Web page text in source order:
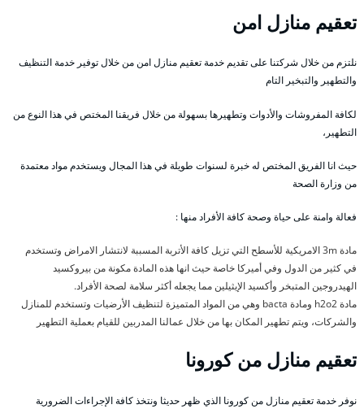
تعقيم منازل امن
نلتزم من خلال شركتنا على تقديم خدمة تعقيم منازل امن من خلال توفير خدمة التنظيف
والتطهير والتبخير التام
لكافة المفروشات والأدوات وتطهيرها بسهولة من خلال فريقنا المختص في هذا النوع من
التطهير،
حيث انا الفريق المختص له خبرة لسنوات طويلة في هذا المجال ويستخدم مواد معتمدة
من وزارة الصحة
فعالة وامنة على حياة وصحة كافة الأفراد منها :
مادة 3m الامريكية للأسطح التي تزيل كافة الأتربة المسببة لانتشار الامراض وتستخدم
في كثير من الدول وفي أميركا خاصة حيث انها هذه المادة مكونة من بيروكسيد
الهيدروجين المتبخر وأكسيد الإيثيلين مما يجعله أكثر سلامة لصحة الأفراد.
مادة h2o2 ومادة bacta وهي من المواد المتميزة لتنظيف الأرضيات وتستخدم للمنازل
والشركات، ويتم تطهير المكان بها من خلال عمالنا المدربين للقيام بعملية التطهير
تعقيم منازل من كورونا
نوفر خدمة تعقيم منازل من كورونا الذي ظهر حديثا ونتخذ كافة الإجراءات الضرورية